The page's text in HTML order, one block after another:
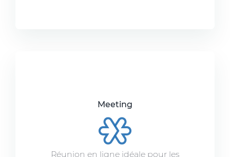
Meeting
Réunion en ligne idéale pour les